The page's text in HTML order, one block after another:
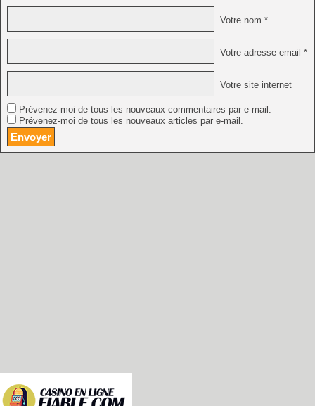
Votre nom *
Votre adresse email *
Votre site internet
Prévenez-moi de tous les nouveaux commentaires par e-mail.
Prévenez-moi de tous les nouveaux articles par e-mail.